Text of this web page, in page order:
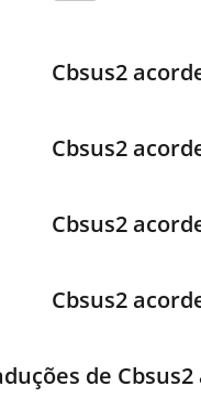
Cbsus2
Cbsus2
Cbsus2
Cbsus2
de